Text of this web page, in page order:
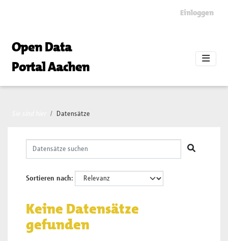
Einloggen
Open Data
Portal Aachen
Datensätze
Sortieren nach
Keine Datensätze
gefunden